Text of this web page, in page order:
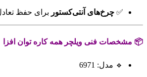
✅ چرخ‌های آنتی‌کستور برای حفظ
📦 مشخصات فنی ویلچر همه کاره توان افزا
🔹 مدل: 6971